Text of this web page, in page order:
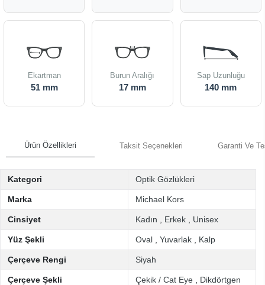
Ekartman
51 mm
Burun Aralığı
17 mm
Sap Uzunluğu
140 mm
Ürün Özellikleri Taksit Seçenekleri Garanti Ve
Kategori Optik Gözlükleri
Marka Michael Kors
Cinsiyet Kadın Erkek Unisex
Yüz Şekli Oval Yuvarlak Kalp
Çerçeve Rengi Siyah
Çerçeve Şekli Çekik / Cat Eye Dikdörtgen